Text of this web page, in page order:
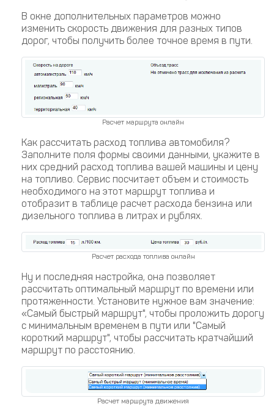
В окне дополнительных параметров можно
изменить скорость движения для разных типов
дорог, чтобы получить более точное время в пути.
Расчет маршрута онлайн
Как рассчитать расход топлива автомобиля?
Заполните поля формы своими данными, укажите в
них средний расход топлива вашей машины и цену
на топливо. Сервис посчитает объем и стоимость
необходимого на этот маршрут топлива и
отобразит в таблице расчет расхода бензина или
дизельного топлива в литрах и рублях.
Расчет расхода топлива онлайн
Ну и последняя настройка, она позволяет
рассчитать оптимальный маршрут по времени или
протяженности. Установите нужное вам значение:
«Самый быстрый маршрут", чтобы проложить дорогу
с минимальным временем в пути или "Самый
короткий маршрут", чтобы рассчитать кратчайший
маршрут по расстоянию.
Расчет маршрута движения